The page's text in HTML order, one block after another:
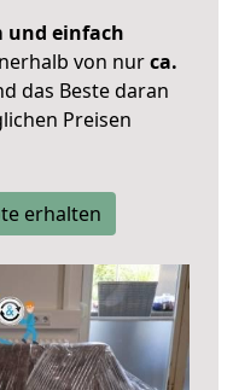
und einfach
von nurca.
das Beste daran
Preisen
erhalten